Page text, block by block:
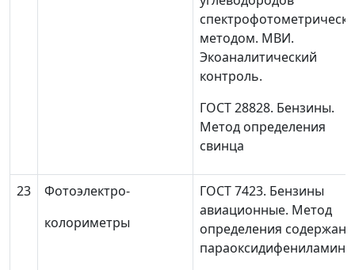
методом. МВИ.
Экоаналитический
контроль.
ГОСТ 28828. Бензины.
Метод определения
свинца
23
Фотоэлектро-
колориметры
ГОСТ 7423. Бензины
авиационные. Метод
определения
параоксидифениламина.